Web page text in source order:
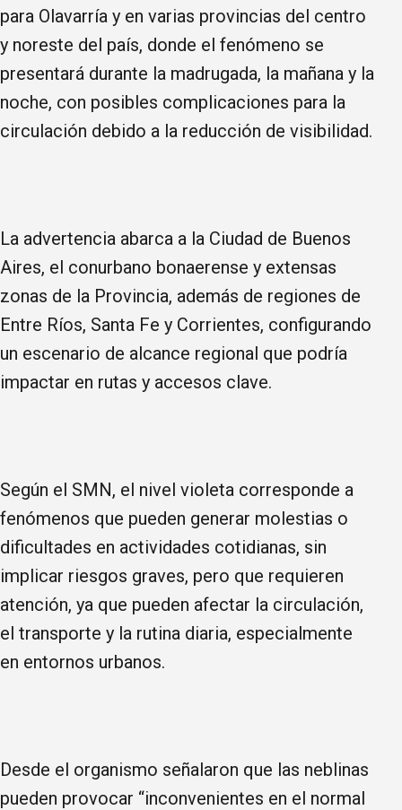
para Olavarría y en varias provincias del centro
y noreste del país, donde el fenómeno se
presentará durante la madrugada, la mañana y la
noche, con posibles complicaciones para la
circulación debido a la reducción de visibilidad.
La advertencia abarca a la Ciudad de Buenos
Aires, el conurbano bonaerense y extensas
zonas de la Provincia, además de regiones de
Entre Ríos, Santa Fe y Corrientes, configurando
un escenario de alcance regional que podría
impactar en rutas y accesos clave.
Según el SMN, el nivel violeta corresponde a
fenómenos que pueden generar molestias o
dificultades en actividades cotidianas, sin
implicar riesgos graves, pero que requieren
atención, ya que pueden afectar la circulación,
el transporte y la rutina diaria, especialmente
en entornos urbanos.
Desde el organismo señalaron que las neblinas
pueden provocar “inconvenientes en el normal